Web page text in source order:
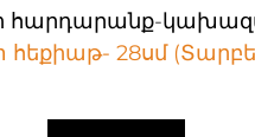
հարդարանք-
28սմ